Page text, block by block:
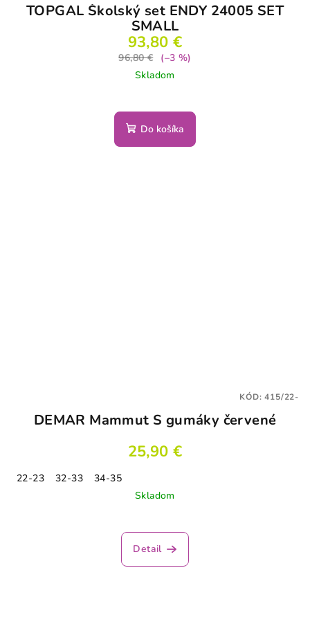
TOPGAL Školský set ENDY 24005 SET
SMALL
93,80 €
96,80 €
(–3 %)
Skladom
Do košíka
DEMAR Mammut S gumáky červené
25,90 €
22-23 32-33
34-35
Skladom
Detail
KÓD:415/22-